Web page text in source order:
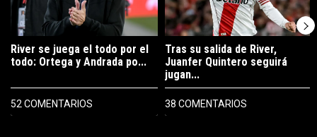
River se juega el todo por el
todo: Ortega y Andrada po...
52 COMENTARIOS
Tras su salida de River,
Juanfer Quintero seguirá
jugan...
38 COMENTARIOS